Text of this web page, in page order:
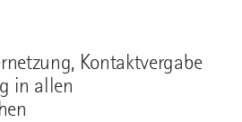
Kontaktvergabe
in allen